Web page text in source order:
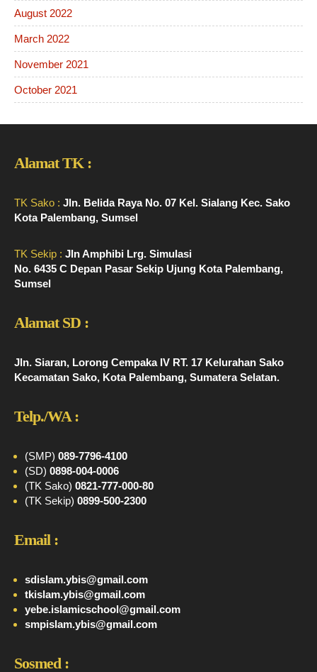
August 2022
March 2022
November 2021
October 2021
Alamat TK :
TK Sako : Jln. Belida Raya No. 07 Kel. Sialang Kec. Sako
Kota Palembang, Sumsel
TK Sekip : Jln Amphibi Lrg. Simulasi
No. 6435 C Depan Pasar Sekip Ujung Kota Palembang,
Sumsel
Alamat SD :
Jln. Siaran, Lorong Cempaka IV RT. 17 Kelurahan Sako
Kecamatan Sako, Kota Palembang, Sumatera Selatan.
Telp./WA :
(SMP) 089-7796-4100
(SD) 0898-004-0006
(TK Sako) 0821-777-000-80
(TK Sekip) 0899-500-2300
Email :
sdislam.ybis@gmail.com
tkislam.ybis@gmail.com
yebe.islamicschool@gmail.com
smpislam.ybis@gmail.com
Sosmed :